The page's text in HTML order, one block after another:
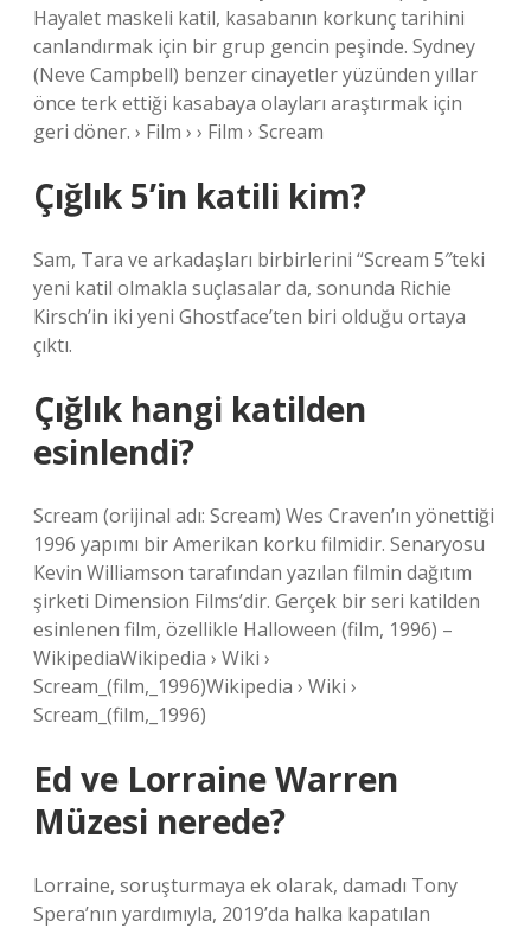
Hayalet maskeli katil, kasabanın korkunç tarihini
canlandırmak için bir grup gencin peşinde. Sydney
(Neve Campbell) benzer cinayetler yüzünden yıllar
önce terk ettiği kasabaya olayları araştırmak için
geri döner. › Film › › Film › Scream
Çığlık 5’in katili kim?
Sam, Tara ve arkadaşları birbirlerini “Scream 5″teki
yeni katil olmakla suçlasalar da, sonunda Richie
Kirsch’in iki yeni Ghostface’ten biri olduğu ortaya
çıktı.
Çığlık hangi katilden
esinlendi?
Scream (orijinal adı: Scream) Wes Craven’ın yönettiği
1996 yapımı bir Amerikan korku filmidir. Senaryosu
Kevin Williamson tarafından yazılan filmin dağıtım
şirketi Dimension Films’dir. Gerçek bir seri katilden
esinlenen film, özellikle Halloween (film, 1996) –
WikipediaWikipedia › Wiki ›
Scream_(film,_1996)Wikipedia › Wiki ›
Scream_(film,_1996)
Ed ve Lorraine Warren
Müzesi nerede?
Lorraine, soruşturmaya ek olarak, damadı Tony
Spera’nın yardımıyla, 2019’da halka kapatılan